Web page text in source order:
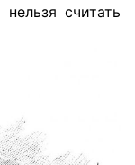
считать